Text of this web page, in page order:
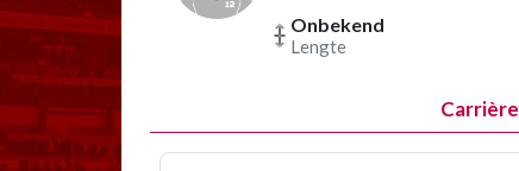
Onbekend
Lengte
Carrière